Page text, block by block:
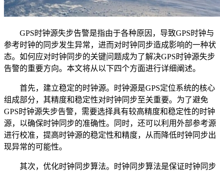
GPS时钟源失步告警是指由于各种原因，导致GPS时钟与
参考时钟的同步发生异常，进而对时钟同步造成影响的一种状
态。如何应对时钟同步的关键问题成为了解决GPS时钟源失步
告警的重要方向。本文将从以下四个方面进行详细阐述。
首先，建立稳定的时钟源。时钟源是GPS定位系统的核心
组成部分，其精度和稳定性对时钟同步至关重要。为了避免
GPS时钟源失步告警，需要选择具有较高精度和稳定性的时钟
源，以确保时钟同步的准确性。同时，还可以利用外部参考源
进行校准，提高时钟源的稳定性和精度，从而降低时钟同步出
现异常的可能性。
其次，优化时钟同步算法。时钟同步算法是保证时钟同步